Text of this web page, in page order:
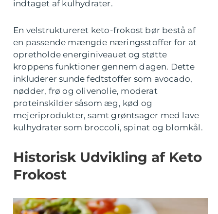
indtaget af kulhydrater.
En velstruktureret keto-frokost bør bestå af
en passende mængde næringsstoffer for at
opretholde energiniveauet og støtte
kroppens funktioner gennem dagen. Dette
inkluderer sunde fedtstoffer som avocado,
nødder, frø og olivenolie, moderat
proteinskilder såsom æg, kød og
mejeriprodukter, samt grøntsager med lave
kulhydrater som broccoli, spinat og blomkål.
Historisk Udvikling af Keto
Frokost